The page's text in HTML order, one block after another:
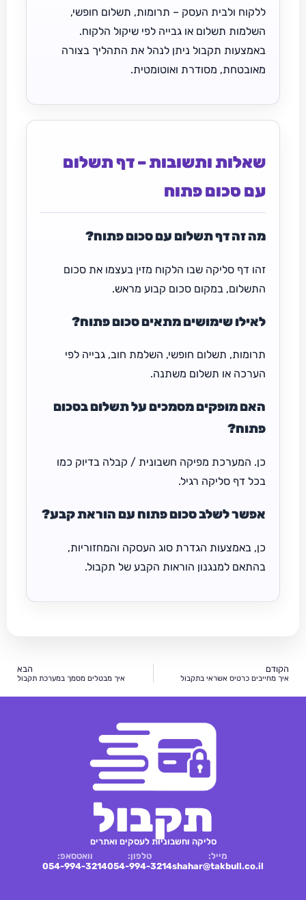
ללקוח ולבית העסק – תרומות, תשלום חופשי,
השלמות תשלום או גבייה לפי שיקול הלקוח.
באמצעות תקבול ניתן לנהל את התהליך בצורה
מאובטחת, מסודרת ואוטומטית.
שאלות ותשובות – דף תשלום
עם סכום פתוח
מה זה דף תשלום עם סכום פתוח?
זהו דף סליקה שבו הלקוח מזין בעצמו את סכום
התשלום, במקום סכום קבוע מראש.
לאילו שימושים מתאים סכום פתוח?
תרומות, תשלום חופשי, השלמת חוב, גבייה לפי
הערכה או תשלום משתנה.
האם מופקים מסמכים על תשלום בסכום
פתוח?
כן. המערכת מפיקה חשבונית / קבלה בדיוק כמו
בכל דף סליקה רגיל.
אפשר לשלב סכום פתוח עם הוראת קבע?
כן, באמצעות הגדרת סוג העסקה והמחזוריות,
בהתאם למנגנון הוראות הקבע של תקבול.
הקודם
איך מחייבים כרטיס אשראי בתקבול
הבא
איך מבטלים מסמך במערכת תקבול
תקבול
סליקה וחשבוניות לעסקים ואתרים
מייל:
shahar@takbull.co.il
טלפון:
054-994-3214
וואטסאפ:
054-994-3214